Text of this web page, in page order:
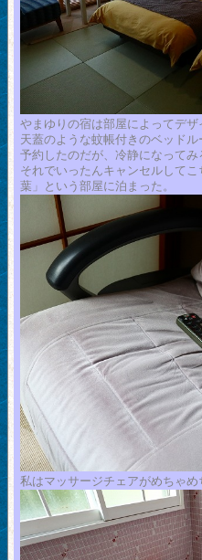
やまゆりの宿は部屋によってデ
天蓋のような蚊帳付きのベッド
予約したのだが、冷静になってみ
それでいったんキャンセルして
葉」という部屋に泊まった。
私はマッサージチェアがめちゃ